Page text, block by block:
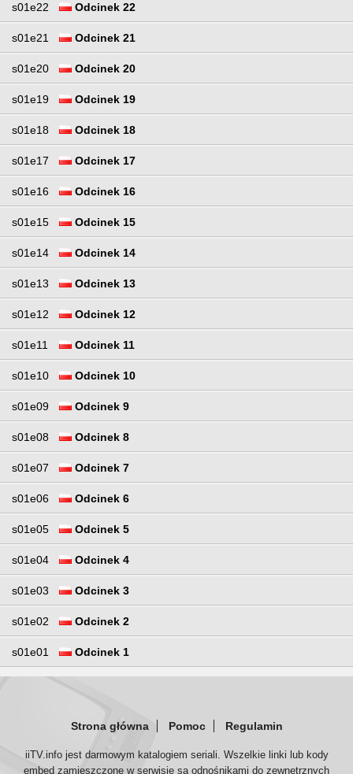
s01e22 Odcinek 22
s01e21 Odcinek 21
s01e20 Odcinek 20
s01e19 Odcinek 19
s01e18 Odcinek 18
s01e17 Odcinek 17
s01e16 Odcinek 16
s01e15 Odcinek 15
s01e14 Odcinek 14
s01e13 Odcinek 13
s01e12 Odcinek 12
s01e11 Odcinek 11
s01e10 Odcinek 10
s01e09 Odcinek 9
s01e08 Odcinek 8
s01e07 Odcinek 7
s01e06 Odcinek 6
s01e05 Odcinek 5
s01e04 Odcinek 4
s01e03 Odcinek 3
s01e02 Odcinek 2
s01e01 Odcinek 1
Strona główna Pomoc Regulamin
iiTV.info jest darmowym katalogiem seriali. Wszelkie linki lub kody
embed zamieszczone w serwisie są odnośnikami do zewnętrznych